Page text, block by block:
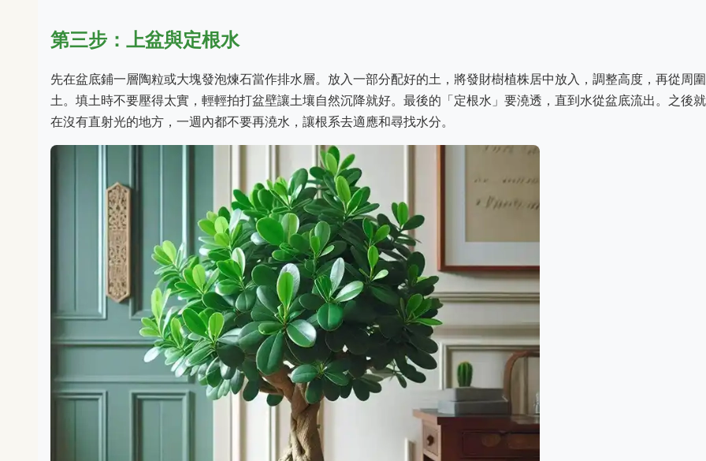
第三步：上盆與定根水
先在盆底鋪一層陶粒或大塊發泡煉石當作排水層。放入一部分配好的土，將發財樹植株居中放入，調整高度，再從周
土。填土時不要壓得太實，輕輕拍打盆壁讓土壤自然沉降就好。最後的「定根水」要澆透，直到水從盆底流出。之後
在沒有直射光的地方，一週內都不要再澆水，讓根系去適應和尋找水分。